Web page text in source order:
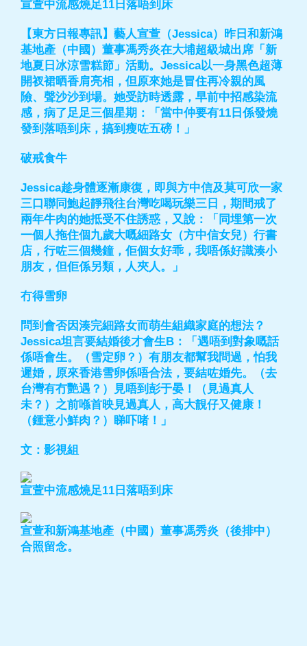
宣萱中流感燒足11日落唔到床
【東方日報專訊】藝人宣萱（Jessica）昨日和新鴻
基地產（中國）董事馮秀炎在大埔超級城出席「新
地夏日冰涼雪糕節」活動。Jessica以一身黑色超薄
開衩裙晒香肩亮相，但原來她是冒住再冷親的風
險、聲沙沙到場。她受訪時透露，早前中招感染流
感，病了足足三個星期：「當中仲要有11日係發燒
發到落唔到床，搞到瘦咗五磅！」
破戒食牛
Jessica趁身體逐漸康復，即與方中信及莫可欣一家
三口聯同鮑起靜飛往台灣吃喝玩樂三日，期間戒了
兩年牛肉的她抵受不住誘惑，又說：「同埋第一次
一個人拖住個九歲大嘅細路女（方中信女兒）行書
店，行咗三個幾鐘，佢個女好乖，我唔係好識湊小
朋友，但佢係另類，人夾人。」
冇得雪卵
問到會否因湊完細路女而萌生組織家庭的想法？
Jessica坦言要結婚後才會生B：「遇唔到對象嘅話
係唔會生。（雪定卵？）有朋友都幫我問過，怕我
遲婚，原來香港雪卵係唔合法，要結咗婚先。（去
台灣有冇艷遇？）見唔到彭于晏！（見過真人
未？）之前喺首映見過真人，高大靚仔又健康！
（鍾意小鮮肉？）睇吓啫！」
文：影視組
宣萱中流感燒足11日落唔到床
宣萱和新鴻基地產（中國）董事馮秀炎（後排中）
合照留念。